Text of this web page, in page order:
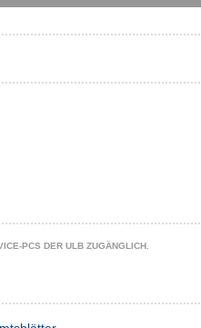
PCS DER ULB ZUGÄNGLICH.